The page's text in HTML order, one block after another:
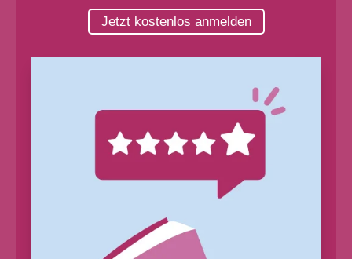
Jetzt kostenlos anmelden